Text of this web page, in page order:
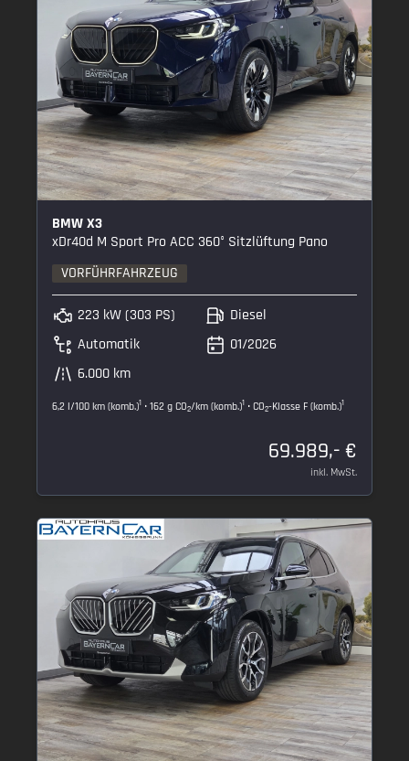
BMW X3
xDr40d M Sport Pro ACC 360° Sitzlüftung Pano
VORFÜHRFAHRZEUG
223 kW (303 PS)
Automatik
6.000 km
Diesel
01/2026
6,2 l/100 km (komb.)1 • 162 g CO2/km (komb.)1 • CO2-Klasse F (komb.)1
69.989,- €
inkl. MwSt.